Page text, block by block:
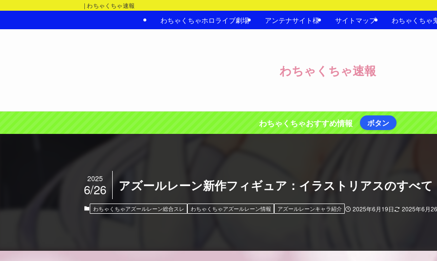
| わちゃくちゃ速報
わちゃくちゃ速報
わちゃくちゃホロライブ劇場 アンテナサイト様 サイトマップ わちゃくちゃ
わちゃくちゃおすすめ情報 ボタン
アズールレーン新作フィギュア：イラストリアスのすべて
2025
6/26
わちゃくちゃアズールレーン総合スレ わちゃくちゃアズールレーン情報 アズールレーンキャラ紹介 2025年6月19日 2025年6月